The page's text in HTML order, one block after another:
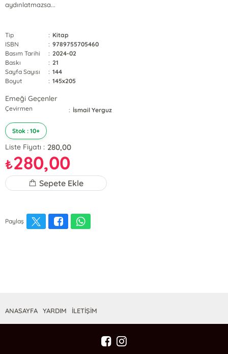
aydınlatmazsa...
Tip : Kitap
ISBN
: 9789755705460
Basım Tarihi
: 2024-02
Baskı
: 21
Sayfa Sayısı
: 144
Boyut
: 145x205
Emeği Geçenler
Çevirmen : İsmail Yerguz
Stok : 10+
Liste Fiyatı : 280,00
₺280,00
Sepete Ekle
Paylaş
ANASAYFA YARDIM İLETİŞİM